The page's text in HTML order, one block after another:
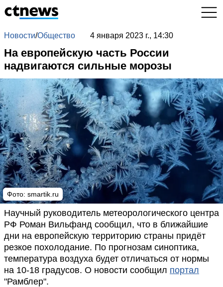
Новости/Общество 4 января 2023 г., 14:30
На европейскую часть России
надвигаются сильные морозы
Фото: smartik.ru
Научный руководитель метеорологического центра
РФ Роман Вильфанд сообщил, что в ближайшие
дни на европейскую территорию страны придёт
резкое похолодание. По прогнозам синоптика,
температура воздуха будет отличаться от нормы
на 10-18 градусов. О новости сообщил портал
"Рамблер".